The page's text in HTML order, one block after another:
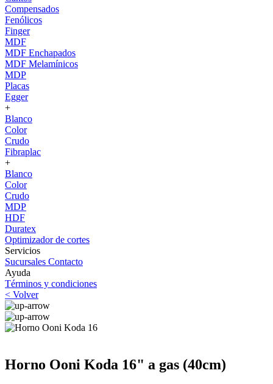
Compensados
Fenólicos
Finger
MDF
MDF Enchapados
MDF Melamínicos
MDP
Placas
Egger
+
Blanco
Color
Crudo
Fibraplac
+
Blanco
Color
Crudo
MDP
HDF
Duratex
Optimizador de cortes
Servicios
Sucursales Contacto
Ayuda
Términos y condiciones
< Volver
Horno Ooni Koda 16" a gas (40cm)